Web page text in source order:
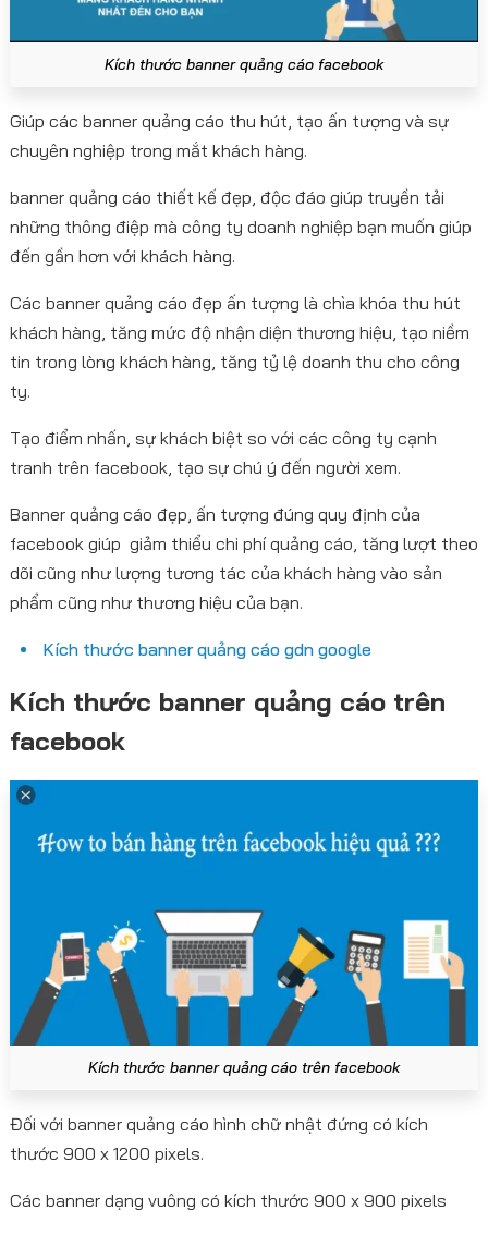
Kích thước banner quảng cáo facebook
Giúp các banner quảng cáo thu hút, tạo ấn tượng và sự
chuyên nghiệp trong mắt khách hàng.
banner quảng cáo thiết kế đẹp, độc đáo giúp truyền tải
những thông điệp mà công ty doanh nghiệp bạn muốn giúp
đến gần hơn với khách hàng.
Các banner quảng cáo đẹp ấn tượng là chìa khóa thu hút
khách hàng, tăng mức độ nhận diện thương hiệu, tạo niềm
tin trong lòng khách hàng, tăng tỷ lệ doanh thu cho công
ty.
Tạo điểm nhấn, sự khách biệt so với các công ty cạnh
tranh trên facebook, tạo sự chú ý đến người xem.
Banner quảng cáo đẹp, ấn tượng đúng quy định của
facebook giúp giảm thiểu chi phí quảng cáo, tăng lượt theo
dõi cũng như lượng tương tác của khách hàng vào sản
phẩm cũng như thương hiệu của bạn.
Kích thước banner quảng cáo gdn google
Kích thước banner quảng cáo trên
facebook
Kích thước banner quảng cáo trên facebook
Đối với banner quảng cáo hình chữ nhật đứng có kích
thước 900 x 1200 pixels.
Các banner dạng vuông có kích thước 900 x 900 pixels